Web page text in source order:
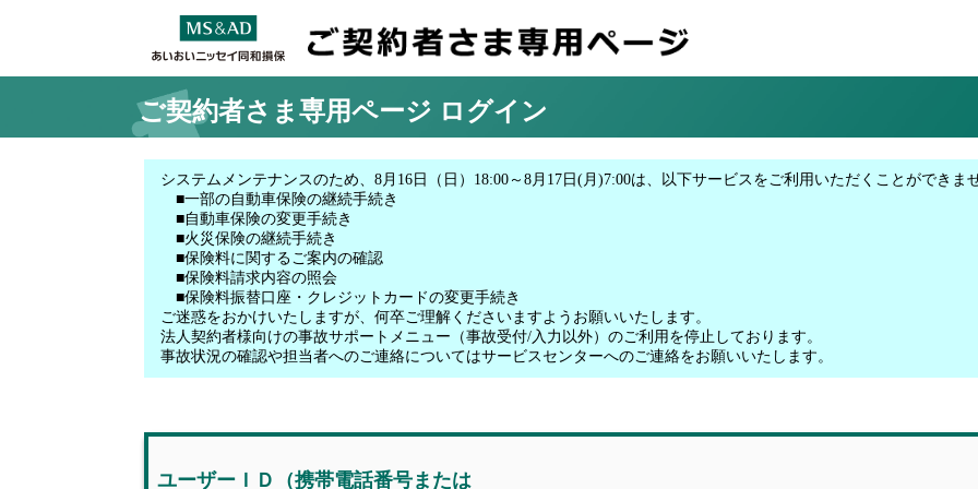
ご契約者さま専用ページ ログイン
システムメンテナンスのため、8月16日（日）18:00～8月17日(月)7:00は、以下サービスをご利用いただくことができま
■一部の自動車保険の継続手続き
■自動車保険の変更手続き
■火災保険の継続手続き
■保険料に関するご案内の確認
■保険料請求内容の照会
■保険料振替口座・クレジットカードの変更手続き
ご迷惑をおかけいたしますが、何卒ご理解くださいますようお願いいたします。
法人契約者様向けの事故サポートメニュー（事故受付/入力以外）のご利用を停止しております。
事故状況の確認や担当者へのご連絡についてはサービスセンターへのご連絡をお願いいたします。
ユーザーＩＤ （携帯電話番号または